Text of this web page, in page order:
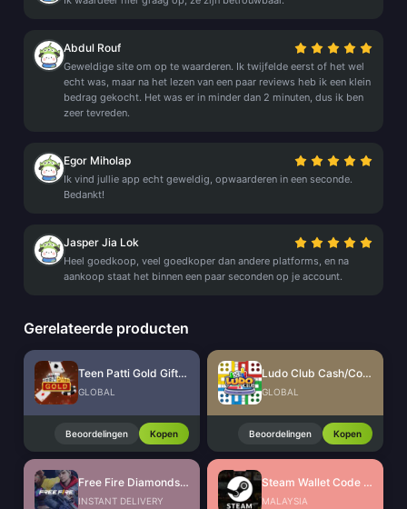
Abdul Rouf
Geweldige site om op te waarderen. Ik twijfelde eerst of het wel
echt was, maar na het lezen van een paar reviews heb ik een klein
bedrag gekocht. Het was er in minder dan 2 minuten, dus ik ben
zeer tevreden.
Egor Miholap
Ik vind jullie app echt geweldig, opwaarderen in een seconde.
Bedankt!
Jasper Jia Lok
Heel goedkoop, veel goedkoper dan andere platforms, en na
aankoop staat het binnen een paar seconden op je account.
Gerelateerde producten
Teen Patti Gold Gift Card
GLOBAL
Beoordelingen Kopen
Ludo Club Cash/Coins
GLOBAL
Beoordelingen Kopen
Free Fire Diamonds EU + TR
INSTANT DELIVERY
Steam Wallet Code (MYR)
MALAYSIA